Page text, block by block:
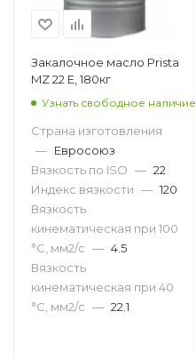
Закалочное масло Prista
MZ 22 E, 180кг
Узнать свободное наличие
Страна изготовления
— Евросоюз
Вязкость по ISO — 22
Индекс вязкости — 120
Вязкость
кинематическая при 100
°С, мм2/с — 4.5
Вязкость
кинематическая при 40
°С, мм2/с — 22.1